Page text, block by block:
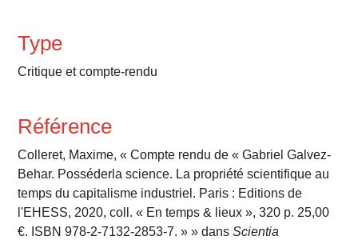
Type
Critique et compte-rendu
Référence
Colleret, Maxime, « Compte rendu de « Gabriel Galvez-
Behar. Posséderla science. La propriété scientifique au
temps du capitalisme industriel. Paris : Editions de
l'EHESS, 2020, coll. « En temps & lieux », 320 p. 25,00
€. ISBN 978-2-7132-2853-7. » » dansScientia